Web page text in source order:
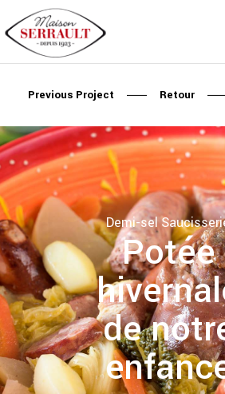
Previous Project Retour
Demi-sel
Potée
de